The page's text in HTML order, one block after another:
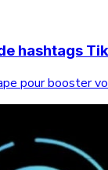
hashtags
pour booster